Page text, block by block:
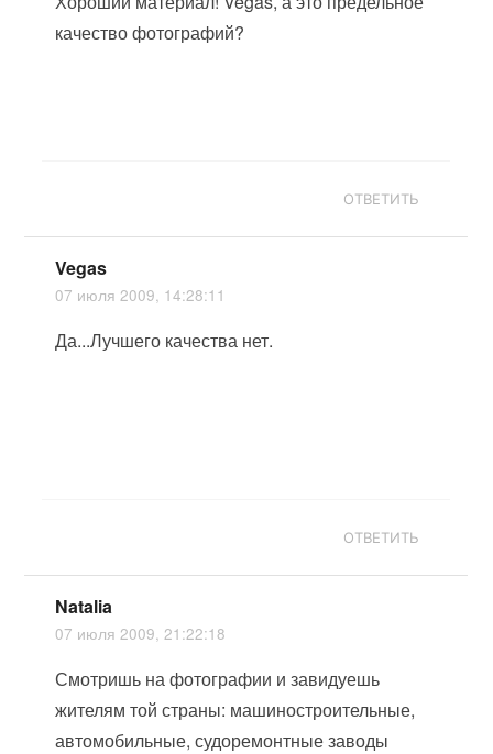
качество фотографий?
ОТВЕТИТЬ
Vegas
07 июля 2009, 14:28:11
Да...Лучшего качества нет.
ОТВЕТИТЬ
Natalia
07 июля 2009, 21:22:18
Смотришь на фотографии и завидуешь
жителям той страны: машиностроительные,
автомобильные, судоремонтные заводы